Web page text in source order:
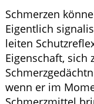
GESUND IM ALTER
Schmerzen
Eigentlich
leiten
Eigenschaft, sich
wenn er im